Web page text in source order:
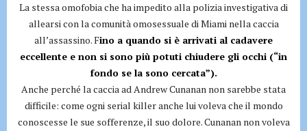
La stessa omofobia che ha impedito alla polizia investigativa di
allearsi con la comunità omosessuale di Miami nella caccia
all’assassino. Fino a quando si è arrivati al cadavere
eccellente e non si sono più potuti chiudere gli occhi (“in
fondo se la sono cercata”).
Anche perché la caccia ad Andrew Cunanan non sarebbe stata
difficile: come ogni serial killer anche lui voleva che il mondo
conoscesse le sue sofferenze, il suo dolore. Cunanan non voleva